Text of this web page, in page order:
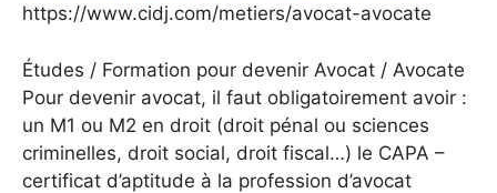
https://www.cidj.com/metiers/avocat-avocate
Études / Formation pour devenir Avocat / Avocate
Pour devenir avocat, il faut obligatoirement avoir :
un M1 ou M2 en droit (droit pénal ou sciences
criminelles, droit social, droit fiscal…) le CAPA –
certificat d’aptitude à la profession d’avocat